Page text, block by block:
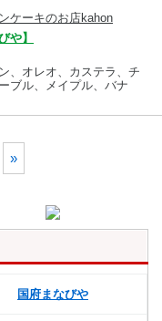
ケーキのお店kahon
や】
、オレオ、カステラ、チ
ブル、メイプル、バナ
»
国府まなびや